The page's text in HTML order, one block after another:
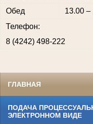
Обед
13.00 –
Телефон:
8 (4242) 498-222
ГЛАВНАЯ
ПОДАЧА
ЭЛЕКТРОННОМ ВИДЕ